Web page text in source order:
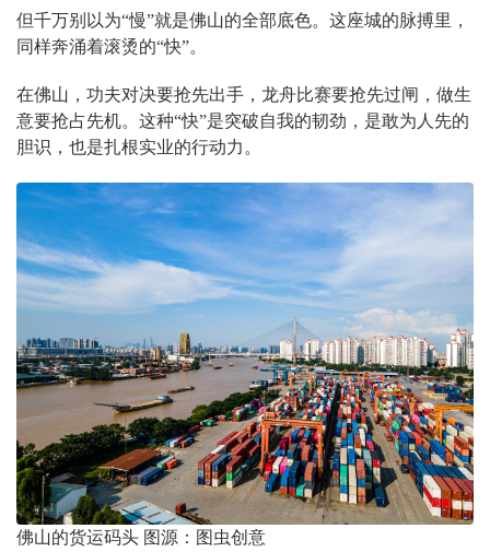
但千万别以为“慢”就是佛山的全部底色。这座城的脉搏里，
同样奔涌着滚烫的“快”。
在佛山，功夫对决要抢先出手，龙舟比赛要抢先过闸，做生
意要抢占先机。这种“快”是突破自我的韧劲，是敢为人先的
胆识，也是扎根实业的行动力。
佛山的货运码头 图源：图虫创意